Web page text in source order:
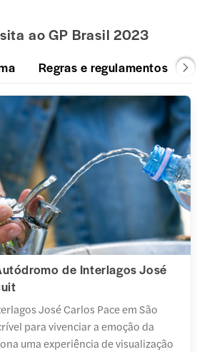
ao GP Brasil 2023
Regras e regulamentos
de Interlagos José
José Carlos Pace em São
para vivenciar a emoção da
uma experiência de visualização